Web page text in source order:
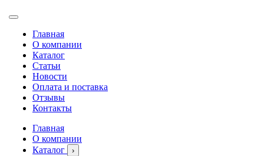
Главная
О компании
Каталог
Статьи
Новости
Оплата и поставка
Отзывы
Контакты
Главная
О компании
Каталог
›